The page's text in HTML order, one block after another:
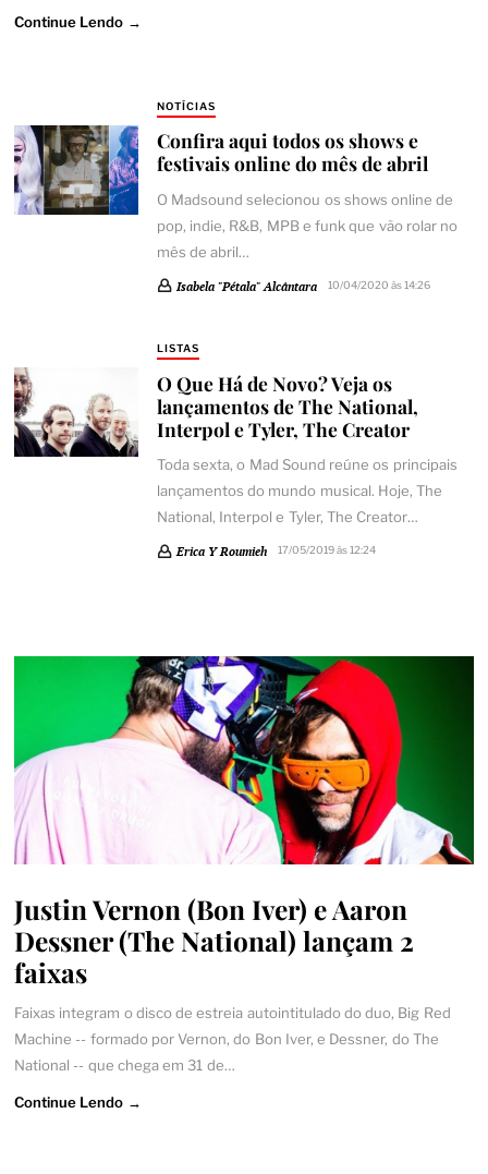
Continue Lendo →
NOTÍCIAS
Confira aqui todos os shows e
festivais online do mês de abril
O Madsound selecionou os shows online de
pop, indie, R&B, MPB e funk que vão rolar no
mês de abril…
Isabela "Pétala" Alcântara 10/04/2020 às 14:26
LISTAS
O Que Há de Novo? Veja os
lançamentos de The National,
Interpol e Tyler, The Creator
Toda sexta, o Mad Sound reúne os principais
lançamentos do mundo musical. Hoje, The
National, Interpol e Tyler, The Creator…
Erica Y Roumieh 17/05/2019 às 12:24
Justin Vernon (Bon Iver) e Aaron
Dessner (The National) lançam 2
faixas
Faixas integram o disco de estreia autointitulado do duo, Big Red
Machine -- formado por Vernon, do Bon Iver, e Dessner, do The
National -- que chega em 31 de…
Continue Lendo →